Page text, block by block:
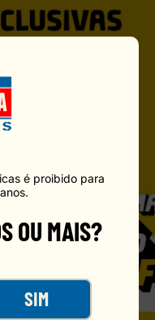
é proibido para
OU MAIS?
SIM